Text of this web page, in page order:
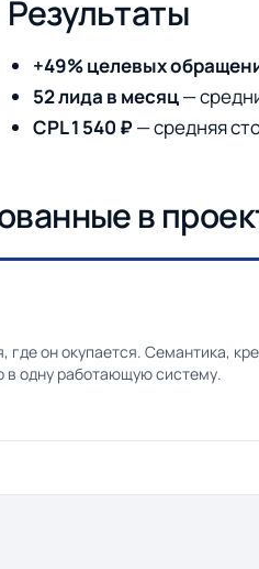
Результаты
+49% целевых
52 лида в месяц—
CPL 1 540 ₽— средняя
в
он окупается. Семантика,
в одну работающую систему.